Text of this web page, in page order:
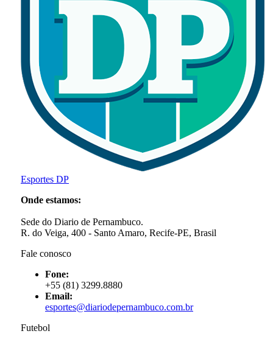
Esportes DP
Onde estamos:
Sede do Diario de Pernambuco.
R. do Veiga, 400 - Santo Amaro, Recife-PE, Brasil
Fale conosco
Fone:
+55 (81) 3299.8880
Email:
esportes@diariodepernambuco.com.br
Futebol